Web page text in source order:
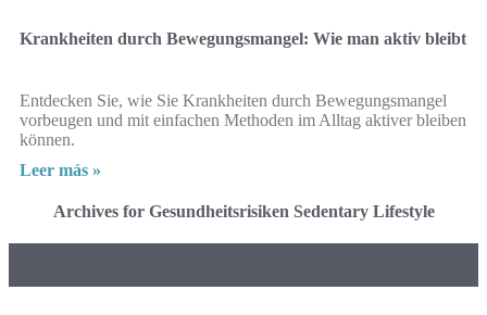
Krankheiten durch Bewegungsmangel: Wie man aktiv bleibt
Entdecken Sie, wie Sie Krankheiten durch Bewegungsmangel
vorbeugen und mit einfachen Methoden im Alltag aktiver bleiben
können.
Leer más »
Archives for Gesundheitsrisiken Sedentary Lifestyle